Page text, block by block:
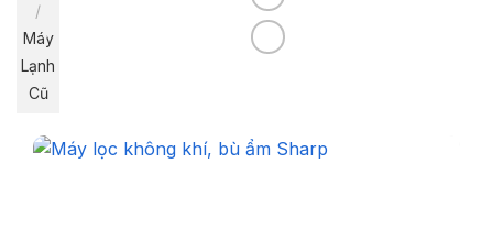
/
Máy
Lạnh
Cũ